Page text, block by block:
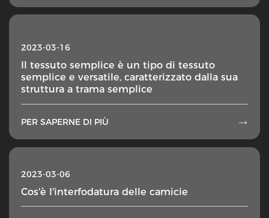
2023-03-16
Il tessuto semplice è un tipo di tessuto
semplice e versatile, caratterizzato dalla sua
struttura a trama semplice
PER SAPERNE DI PIÙ 
2023-03-06
Cos'è l'interfodatura delle camicie